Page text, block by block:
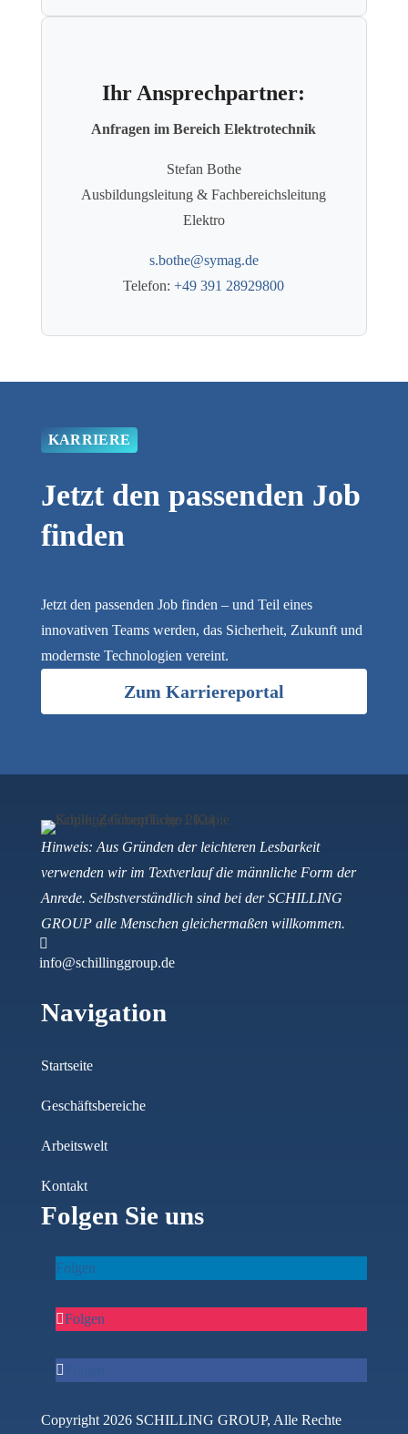
Ihr Ansprechpartner:
Anfragen im Bereich Elektrotechnik
Stefan Bothe
Ausbildungsleitung & Fachbereichsleitung
Elektro
s.bothe@symag.de
Telefon:+49 391 28929800
KARRIERE
Jetzt den passenden Job
finden
Jetzt den passenden Job finden – und Teil eines
innovativen Teams werden, das Sicherheit, Zukunft und
modernste Technologien vereint.
Zum Karriereportal
Hinweis: Aus Gründen der leichteren Lesbarkeit
verwenden wir im Textverlauf die männliche Form der
Anrede. Selbstverständlich sind bei der SCHILLING
GROUP alle Menschen gleichermaßen willkommen.

info@schillinggroup.de
Navigation
Startseite
Geschäftsbereiche
Arbeitswelt
Kontakt
Folgen Sie uns
Folgen
Folgen
Copyright 2026 SCHILLING GROUP, Alle Rechte